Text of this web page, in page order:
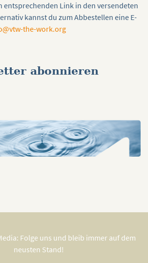
entsprechenden Link in den versendeten
kannst du zum Abbestellen eine E-
the-work.org
abonnieren
Folge uns und bleib immer auf dem
neusten Stand!